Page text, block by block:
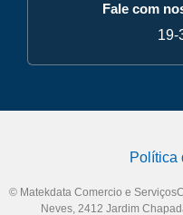
Fale com
19-
Política
© Matekdata Comercio e
Neves, 2412 Jardim